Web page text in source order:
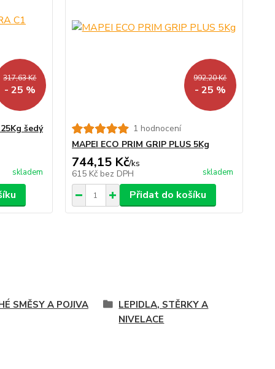
317,63 Kč
- 25 %
šedý
skladem
992,20 Kč
- 25 %
1 hodnocení
MAPEI ECO PRIM GRIP PLUS 5Kg
744,15 Kč/ks
615 Kč bez DPH skladem
Přidat do košíku
SMĚSY A POJIVA
LEPIDLA, STĚRKY A
NIVELACE